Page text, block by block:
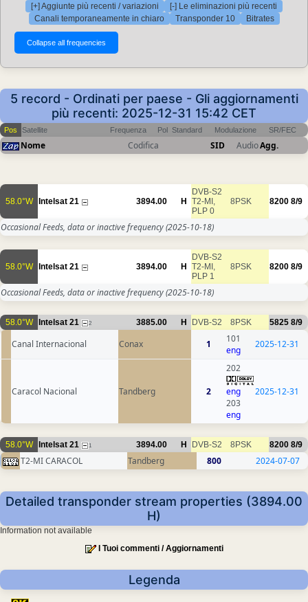
[+] Aggiunte più recenti / variazioni
[-] Le eliminazioni più recenti
Canali temporaneamente in chiaro
Transponder 10 Bitrates
5 record - Ordinati per paese - Gli aggiornamenti
più recenti: 2025-12-31 15:42 CET
Pos Satellite Frequenza Pol Standard Modulazione SR/FEC
Nome Codifica SID AudioAgg.
58.0°W Intelsat 21 3894.00 H
DVB-S2
T2-MI,
PLP 0
8PSK 8200 8/9
Occasional Feeds, data or inactive frequency(2025-10-18)
58.0°W Intelsat 21 3894.00 H
DVB-S2
T2-MI,
PLP 1
8PSK 8200 8/9
Occasional Feeds, data or inactive frequency(2025-10-18)
58.0°W Intelsat 21 2 3885.00 H DVB-S2 8PSK 5825 8/9
Canal Internacional Conax 1
101
eng
2025-12-31
Caracol Nacional Tandberg 2
202
eng
203
eng
2025-12-31
58.0°W Intelsat 21 1 3894.00 H DVB-S2 8PSK 8200 8/9
T2-MI CARACOL Tandberg 800 2024-07-07
Detailed transponder stream properties (3894.00
H)
Information not available
I Tuoi commenti / Aggiornamenti
Legenda